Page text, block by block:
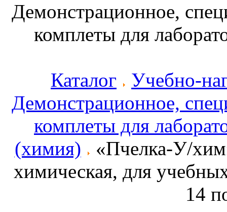
Демонстрационное,
комплеты для
Каталог
Учебно-
Демонстрационное,
комплеты для
(химия)
«Пчелка-У/
химическая, для
14